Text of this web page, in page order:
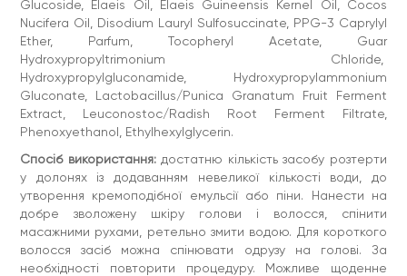
Glucoside, Elaeis Oil, Elaeis Guineensis Kernel Oil, Cocos
Nucifera Oil, Disodium Lauryl Sulfosuccinate, PPG-3 Caprylyl
Ether, Parfum, Tocopheryl Acetate, Guar
Hydroxypropyltrimonium Chloride,
Hydroxypropylgluconamide, Hydroxypropylammonium
Gluconate, Lactobacillus/Punica Granatum Fruit Ferment
Extract, Leuconostoc/Radish Root Ferment Filtrate,
Phenoxyethanol, Ethylhexylglycerin.
Спосіб використання:достатню кількість засобу розтерти
у долонях із додаванням невеликої кількості води, до
утворення кремоподібної емульсії або піни. Нанести на
добре зволожену шкіру голови і волосся, спінити
масажними рухами, ретельно змити водою. Для короткого
волосся засіб можна спінювати одрузу на голові. За
необхідності повторити процедуру. Можливе щоденне